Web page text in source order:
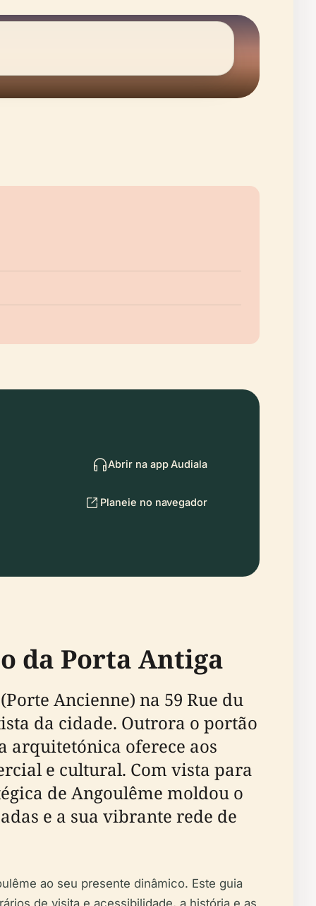
Abrir na app Audiala
Planeie no navegador
da Porta Antiga
Ancienne) na 59 Rue du
da cidade. Outrora o portão
arquitetónica oferece aos
e cultural. Com vista para
de Angoulême moldou o
e a sua vibrante rede de
ao seu presente dinâmico. Este guia
de visita e acessibilidade, a história e as